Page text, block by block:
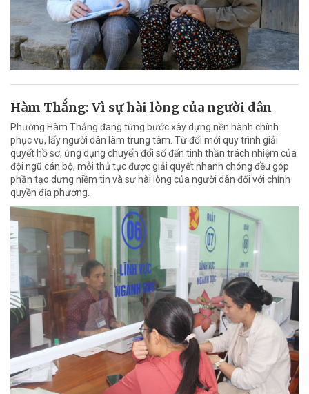
Hàm Thắng: Vì sự hài lòng của người dân
Phường Hàm Thắng đang từng bước xây dựng nền hành chính
phục vụ, lấy người dân làm trung tâm. Từ đổi mới quy trình giải
quyết hồ sơ, ứng dụng chuyển đổi số đến tinh thần trách nhiệm của
đội ngũ cán bộ, mỗi thủ tục được giải quyết nhanh chóng đều góp
phần tạo dựng niềm tin và sự hài lòng của người dân đối với chính
quyền địa phương.